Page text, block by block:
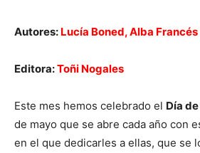
Autores: Lucía Boned, Alba
Editora:Toñi Nogales
Este mes hemos celebrado el Día
de mayo que se abre cada año con
en el que dedicarles a ellas, que se